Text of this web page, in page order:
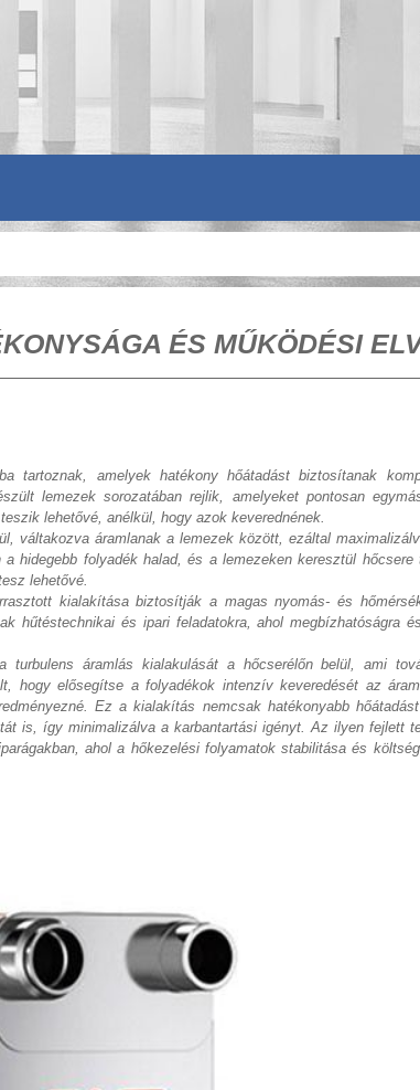
ÉS MŰKÖDÉSI
tartoznak, amelyek hatékony hőátadást biztosítanak
lemezek sorozatában rejlik, amelyeket pontosan
lehetővé, anélkül, hogy azok keverednének.
váltakozva áramlanak a lemezek között, ezáltal
hidegebb folyadék halad, és a lemezeken keresztül
lehetővé.
kialakítása biztosítják a magas nyomás- és
hűtéstechnikai és ipari feladatokra, ahol megbízhatóságra
áramlás kialakulását a hőcserélőn belül, ami
hogy elősegítse a folyadékok intenzív keveredését az
Ez a kialakítás nemcsak hatékonyabb
is, így minimalizálva a karbantartási igényt. Az ilyen fejlett
ahol a hőkezelési folyamatok stabilitása és